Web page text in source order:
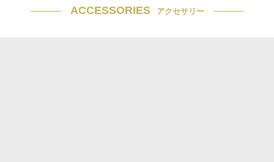
ACCESSORIES アクセサリー